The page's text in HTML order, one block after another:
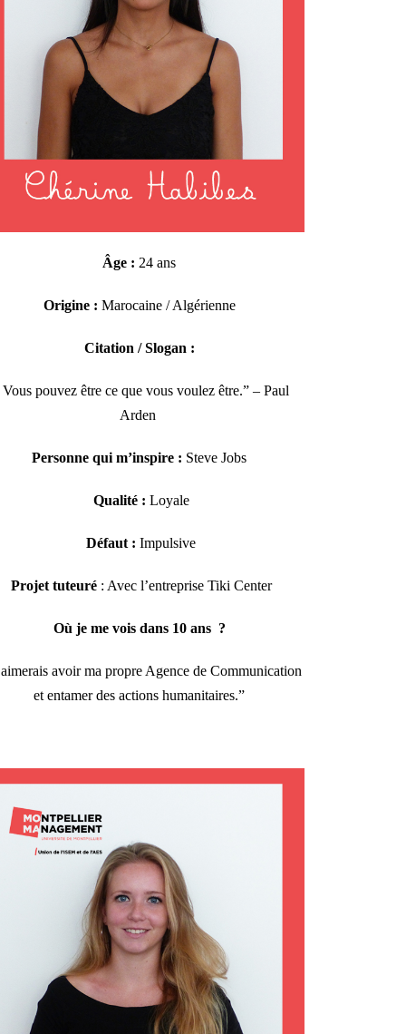
Âge : 24 ans
Origine : Marocaine / Algérienne
Citation / Slogan :
Vous pouvez être ce que vous voulez être.” – Paul
Arden
Personne qui m’inspire : Steve Jobs
Qualité : Loyale
Défaut : Impulsive
Projet tuteuré: Avec l’entreprise Tiki Center
Où je me vois dans 10 ans ?
avoir ma propre Agence de Communication
et entamer des actions humanitaires.”